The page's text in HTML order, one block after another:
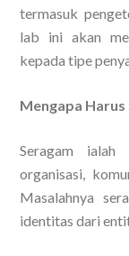
termasuk
lab ini akan
kepada tipe
Mengapa Harus
Seragam
organisasi,
Masalahnya
identitas dari